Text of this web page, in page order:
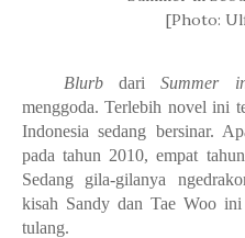
[Photo:
BlurbdariSummer
menggoda. Terlebih novel ini
Indonesia sedang bersinar.
pada tahun 2010, empat
Sedang gila-gilanya
kisah Sandy dan Tae Woo
tulang.